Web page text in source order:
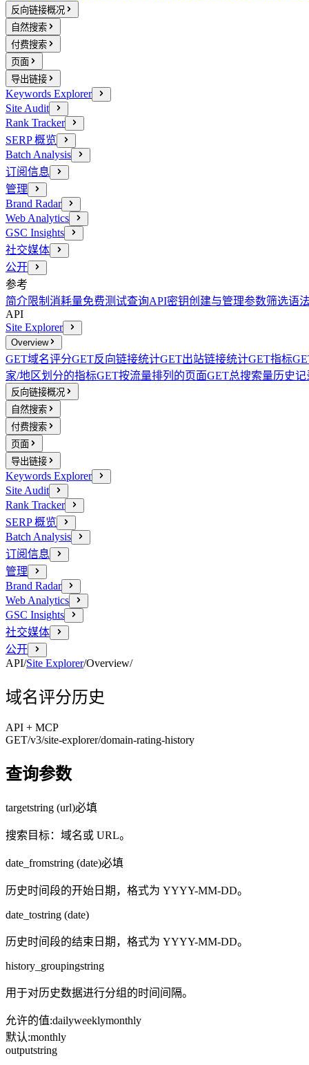
反向链接概况
自然搜索
付费搜索
页面
导出链接
Keywords Explorer
Site Audit
Rank Tracker
SERP 概览
Batch Analysis
订阅信息
管理
Brand Radar
Web Analytics
GSC Insights
社交媒体
公开
参考
简介限制消耗量免费测试查询API密钥创建与管理参数筛选语
API
Site Explorer
Overview
GET域名评分GET反向链接统计GET出站链接统计GET指标
家/地区划分的指标GET按流量排列的页面GET总搜索量历史记
反向链接概况
自然搜索
付费搜索
页面
导出链接
Keywords Explorer
Site Audit
Rank Tracker
SERP 概览
Batch Analysis
订阅信息
管理
Brand Radar
Web Analytics
GSC Insights
社交媒体
公开
API/Site Explorer/Overview/
域名评分历史
API + MCP
GET/v3/site-explorer/domain-rating-history
查询参数
targetstring (url)必填
搜索目标：域名或 URL。
date_fromstring (date)必填
历史时间段的开始日期，格式为 YYYY-MM-DD。
date_tostring (date)
历史时间段的结束日期，格式为 YYYY-MM-DD。
history_groupingstring
用于对历史数据进行分组的时间间隔。
允许的值:dailyweeklymonthly
默认:monthly
outputstring